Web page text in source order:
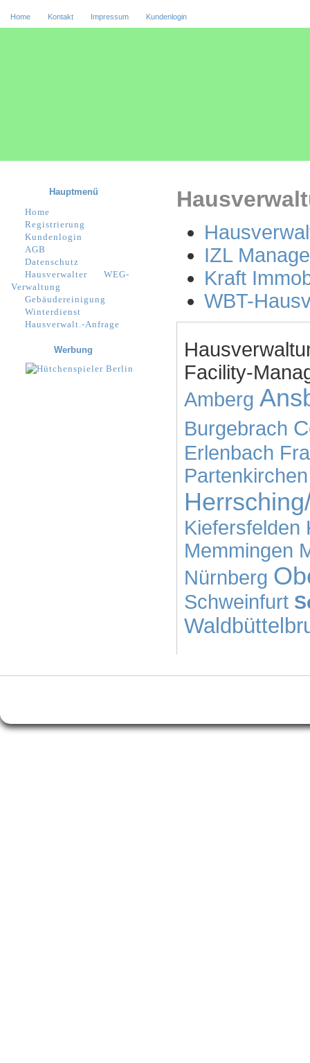
Home Kontakt Impressum Kundenlogin
IZL
Kraft
WBT-
Facility-
Amberg
Burgebrach
Erlenbach
Partenkirchen
Kiefersfelden
Memmingen
Nürnberg
Schweinfurt
Hauptmenü
Home
Registrierung
Kundenlogin
AGB
Datenschutz
Hausverwalter
WEG-
Verwaltung
Gebäudereinigung
Winterdienst
Hausverwalt.-Anfrage
Werbung